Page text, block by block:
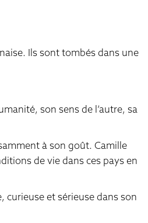
Ils sont tombés dans une
son sens de l’autre, sa
à son goût. Camille
de vie dans ces pays en
curieuse et sérieuse dans son